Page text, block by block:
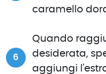
caramello
Quando
desiderata,
aggiungi